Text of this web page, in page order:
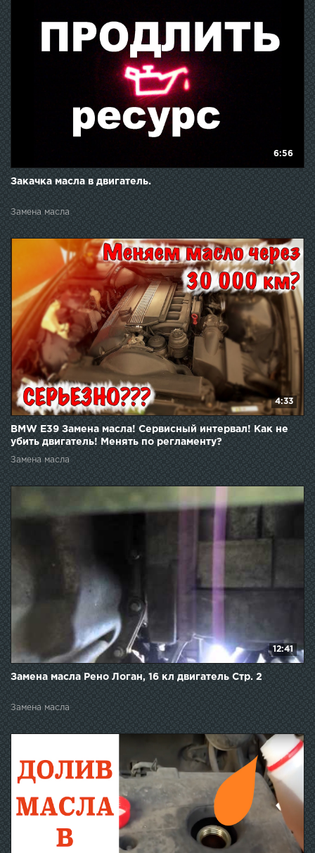
6:56
Закачка масла в двигатель.
Замена масла
4:33
BMW E39 Замена масла! Сервисный интервал! Как не
убить двигатель! Менять по регламенту?
Замена масла
12:41
Замена масла Рено Логан, 16 кл двигатель Стр. 2
Замена масла